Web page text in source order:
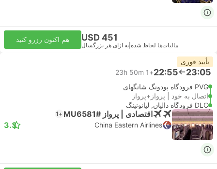
USD 451
مالیات‌ها لحاظ شده به ازای هر بزرگسال
هم اکنون رزرو کنید
تأیید فوری
23:05
22:55
+1
23h 50m
PVG فرودگاه پودونگ شانگهای
اتصال به خود | پرواز+پرواز
DLC فرودگاه دالیان, لیائونینگ
اقتصادی | پرواز #MU6581 +1
China Eastern Airlines
3.3